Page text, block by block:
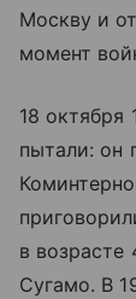
Москву и
момент
18 октября
пытали: он
в возрасте
Сугамо. В